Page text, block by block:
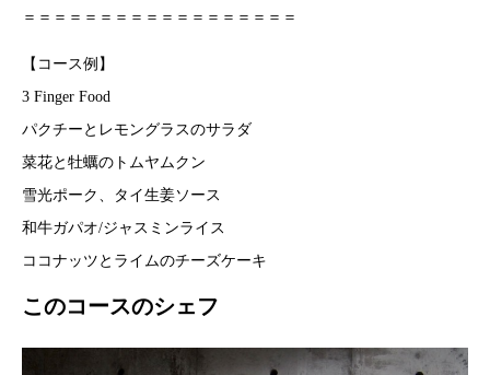
＝＝＝＝＝＝＝＝＝＝＝＝＝＝＝＝＝＝
【コース例】
3 Finger Food
パクチーとレモングラスのサラダ
菜花と牡蠣のトムヤムクン
雪光ポーク、タイ生姜ソース
和牛ガパオ/ジャスミンライス
ココナッツとライムのチーズケーキ
このコースのシェフ